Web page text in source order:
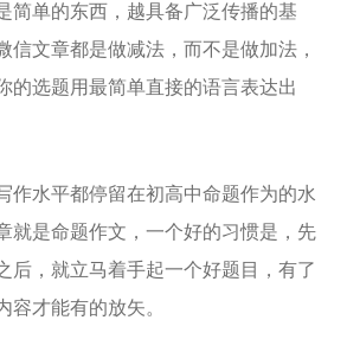
简单的东西，越具备广泛传播的基
信文章都是做减法，而不是做加法，
的选题用最简单直接的语言表达出
作水平都停留在初高中命题作为的水
就是命题作文，一个好的习惯是，先
后，就立马着手起一个好题目，有了
容才能有的放矢。